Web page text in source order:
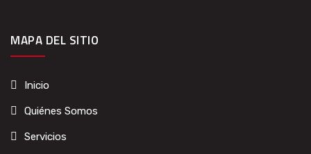
MAPA DEL SITIO
Inicio
Quiénes Somos
Servicios